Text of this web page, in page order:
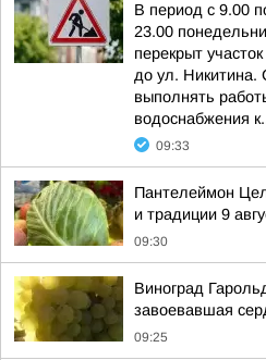
В период с 9.00
23.00
перекрыт
до ул. Никитина.
выполнять
водоснабжения
09:33
Пантелеймон
и традиции 9
09:30
Виноград
завоевавшая
09:25